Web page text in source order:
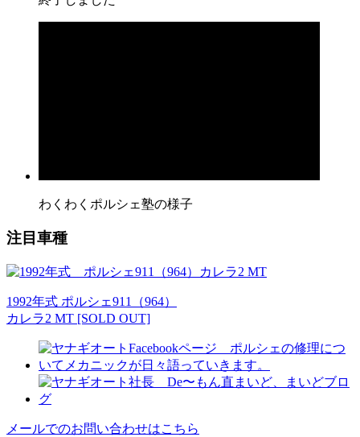
わくわくポルシェ塾の様子
注目車種
1992年式 ポルシェ911（964）
カレラ2 MT [SOLD OUT]
メールでのお問い合わせはこちら